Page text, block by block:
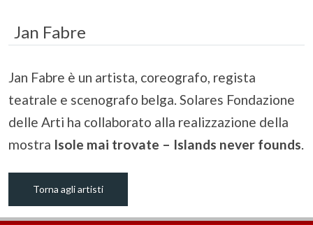
Jan Fabre
Jan Fabre è un artista, coreografo, regista
teatrale e scenografo belga. Solares Fondazione
delle Arti ha collaborato alla realizzazione della
mostra Isole mai trovate – Islands never founds.
Torna agli artisti